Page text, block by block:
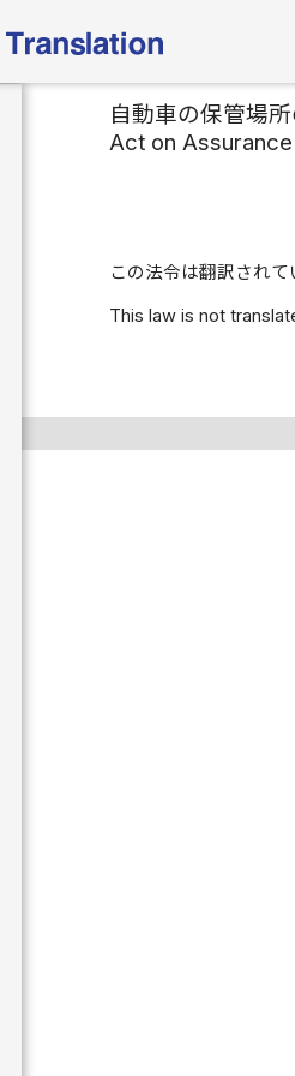
自動車の保管場
Act on
この法令は翻訳され
This law is not